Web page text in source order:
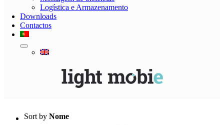
Logística e Armazenamento
Downloads
Contactos
Sort by Nome